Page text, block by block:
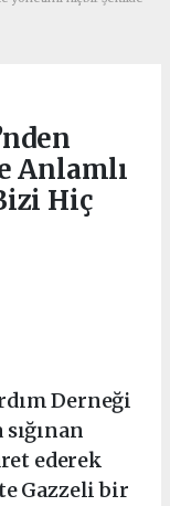
Anlamlı
Hiç
Derneği
ederek
Gazzeli bir